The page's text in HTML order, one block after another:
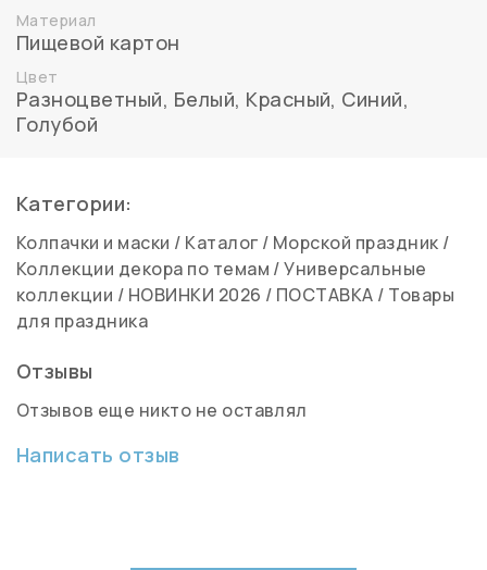
Материал
Пищевой картон
Цвет
Разноцветный, Белый, Красный, Синий,
Голубой
Категории:
Колпачки и маски / Каталог / Морской праздник /
Коллекции декора по темам /Универсальные
коллекции / НОВИНКИ 2026 / ПОСТАВКА / Товары
для праздника
Отзывы
Отзывов еще никто не оставлял
Написать отзыв